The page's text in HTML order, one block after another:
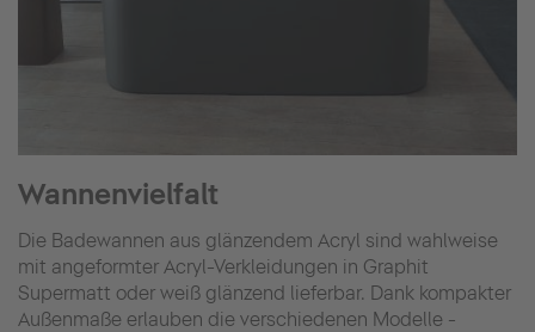
Wannenvielfalt
Die Badewannen aus glänzendem Acryl sind wahlweise
mit angeformter Acryl-Verkleidungen in Graphit
Supermatt oder weiß glänzend lieferbar. Dank kompakter
Außenmaße erlauben die verschiedenen Modelle -